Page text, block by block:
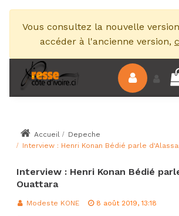
Vous consultez la nouvelle
accéder à l'ancienne version,
Accueil
Depeche
Interview : Henri Konan Bédié parle
Interview : Henri Konan Bédié
Ouattara
Modeste KONE 8 août 2019, 13:18